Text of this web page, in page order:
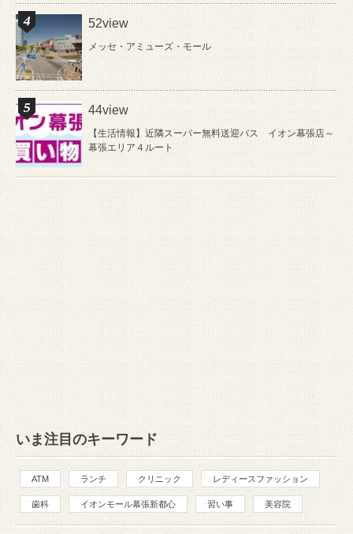
52view
メッセ・アミューズ・モール
44view
【生活情報】近隣スーパー無料送迎バス イオン幕張店～
幕張エリア４ルート
いま注目のキーワード
ATM ランチ クリニック レディースファッション
歯科 イオンモール幕張新都心 習い事 美容院